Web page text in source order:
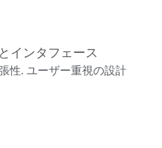
インタフェース
性. ユーザー重視の設計